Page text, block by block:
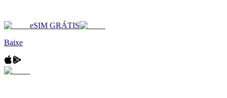
eSIM GRÁTIS
Baixe